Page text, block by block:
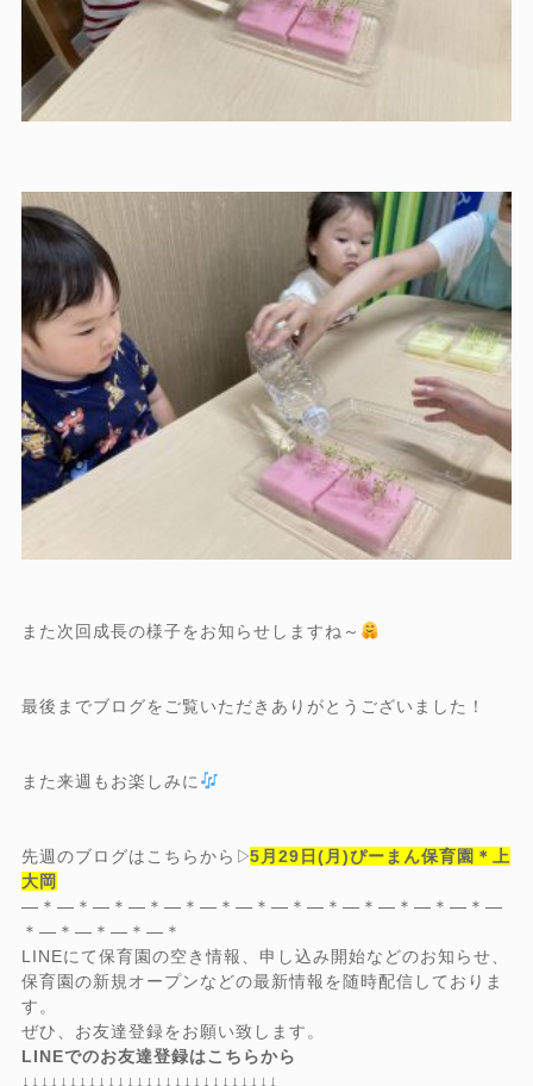
また次回成長の様子をお知らせしますね～
最後までブログをご覧いただきありがとうございました！
また来週もお楽しみに
先週のブログはこちらから▷5月29日(月)ぴーまん保育園＊上
大岡
―＊―＊―＊―＊―＊―＊―＊―＊―＊―＊―＊―＊―＊―
＊―＊―＊―＊―＊
LINEにて保育園の空き情報、申し込み開始などのお知らせ、
保育園の新規オープンなどの最新情報を随時配信しておりま
す。
ぜひ、お友達登録をお願い致します。
LINEでのお友達登録はこちらから
↓↓↓↓↓↓↓↓↓↓↓↓↓↓↓↓↓↓↓↓↓↓↓↓↓↓↓